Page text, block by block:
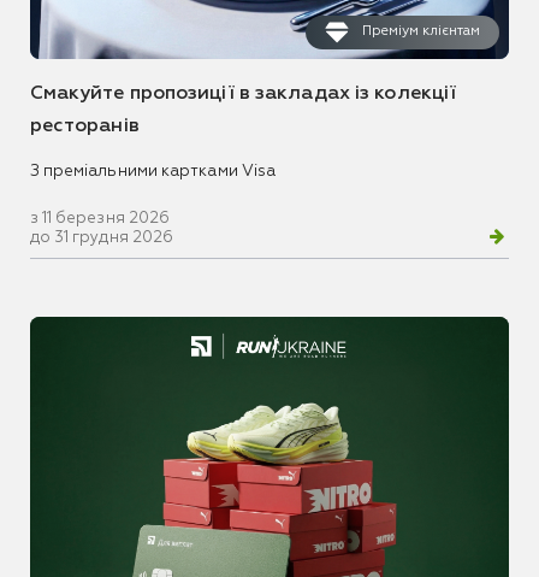
Преміум клієнтам
Смакуйте пропозиції в закладах із колекції
ресторанів
З преміальними картками Visa
з 11 березня 2026
до 31 грудня 2026